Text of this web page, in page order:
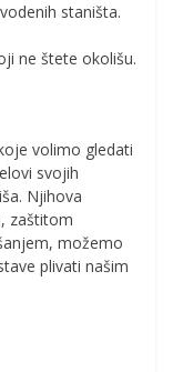
staništa.
ne štete okolišu.
volimo gledati
svojih
Njihova
zaštitom
možemo
plivati našim